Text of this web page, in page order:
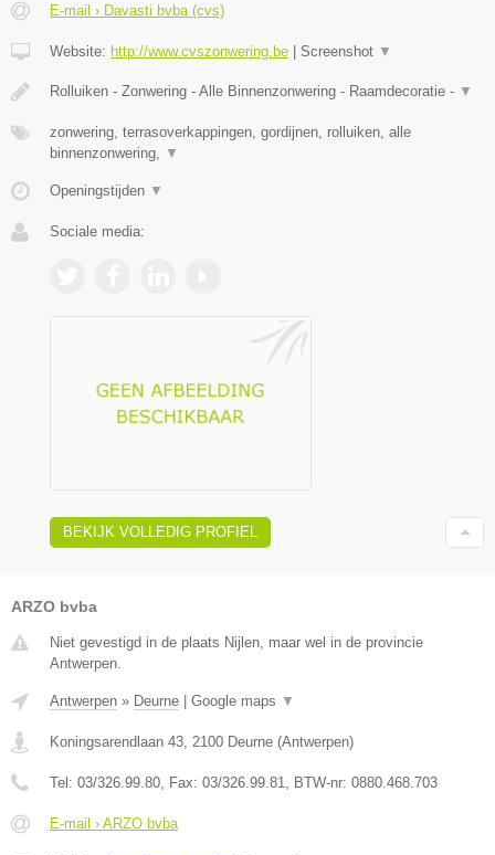
E-mail › Davasti bvba (cvs)
Website: http://www.cvszonwering.be | Screenshot ▼
Rolluiken - Zonwering - Alle Binnenzonwering - Raamdecoratie - ▼
zonwering, terrasoverkappingen, gordijnen, rolluiken, alle
binnenzonwering,
▼
Openingstijden ▼
Sociale media:
BEKIJK VOLLEDIG PROFIEL
ARZO bvba
Niet gevestigd in de plaats Nijlen, maar wel in de provincie
Antwerpen.
Antwerpen » Deurne Google maps ▼
Koningsarendlaan 43, 2100 Deurne (Antwerpen)
Tel: 03/326.99.80, Fax: 03/326.99.81, BTW-nr: 0880.468.703
E-mail › ARZO bvba